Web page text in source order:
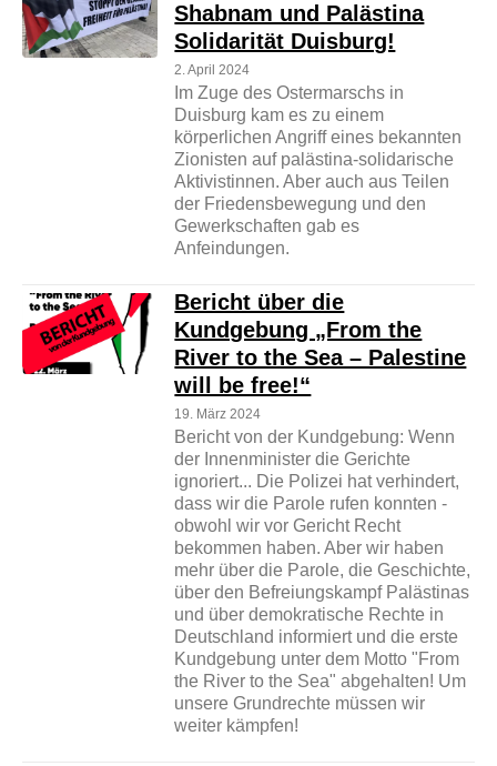
Shabnam und Palästina
Solidarität Duisburg!
2. April 2024
Im Zuge des Ostermarschs in
Duisburg kam es zu einem
körperlichen Angriff eines bekannten
Zionisten auf palästina-solidarische
Aktivistinnen. Aber auch aus Teilen
der Friedensbewegung und den
Gewerkschaften gab es
Anfeindungen.
Bericht über die
Kundgebung „From the
River to the Sea – Palestine
will be free!“
19. März 2024
Bericht von der Kundgebung: Wenn
der Innenminister die Gerichte
ignoriert... Die Polizei hat verhindert,
dass wir die Parole rufen konnten -
obwohl wir vor Gericht Recht
bekommen haben. Aber wir haben
mehr über die Parole, die Geschichte,
über den Befreiungskampf Palästinas
und über demokratische Rechte in
Deutschland informiert und die erste
Kundgebung unter dem Motto "From
the River to the Sea" abgehalten! Um
unsere Grundrechte müssen wir
weiter kämpfen!